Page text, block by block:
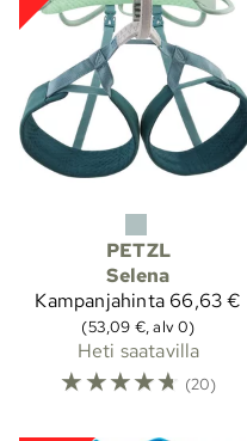
PETZL
Selena
Kampanjahinta 66,63 €
(53,09 €, alv 0)
Heti saatavilla
☆☆☆☆☆ (20)